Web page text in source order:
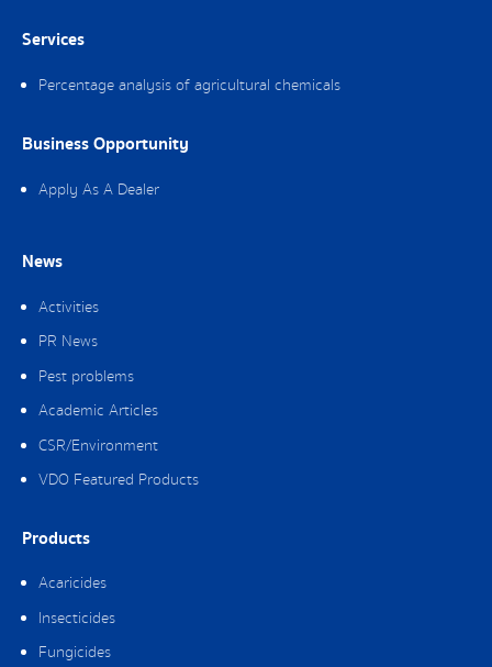
Services
Percentage analysis of agricultural chemicals
Business Opportunity
Apply As A Dealer
News
Activities
PR News
Pest problems
Academic Articles
CSR/Environment
VDO Featured Products
Products
Acaricides
Insecticides
Fungicides